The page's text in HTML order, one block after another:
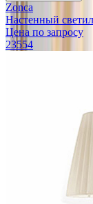
Zonca
Настенный
Цена по запросу
23554